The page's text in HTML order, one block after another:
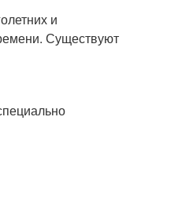
и
Существуют